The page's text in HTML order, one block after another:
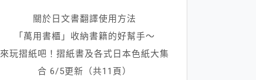
關於日文書翻譯使用方法
「萬用書櫃」收納書籍的好幫手～
來玩摺紙吧！摺紙書及各式日本色紙大集
合 6/5更新（共11頁）